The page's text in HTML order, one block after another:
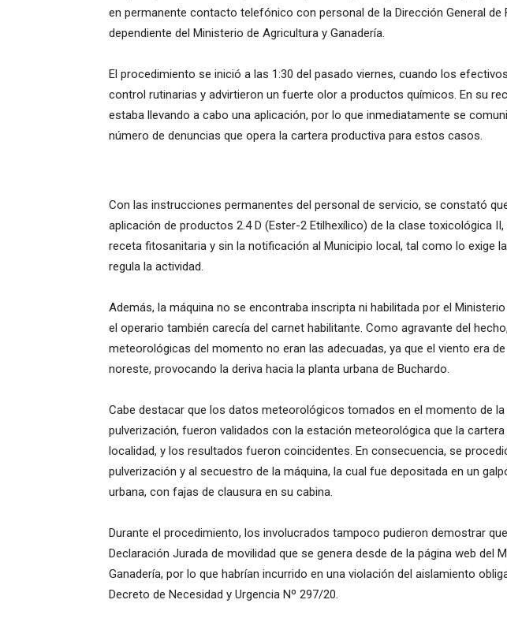
en permanente contacto telefónico con personal de la Dirección General de
dependiente del Ministerio de Agricultura y Ganadería.
El procedimiento se inició a las 1:30 del pasado viernes, cuando los
control rutinarias y advirtieron un fuerte olor a productos químicos. En su
estaba llevando a cabo una aplicación, por lo que inmediatamente se
número de denuncias que opera la cartera productiva para estos casos.
Con las instrucciones permanentes del personal de servicio, se constató
aplicación de productos 2.4 D (Ester-2 Etilhexílico) de la clase toxicológica
receta fitosanitaria y sin la notificación al Municipio local, tal como lo exige
regula la actividad.
Además, la máquina no se encontraba inscripta ni habilitada por el
el operario también carecía del carnet habilitante. Como agravante del
meteorológicas del momento no eran las adecuadas, ya que el viento era
noreste, provocando la deriva hacia la planta urbana de Buchardo.
Cabe destacar que los datos meteorológicos tomados en el momento de
pulverización, fueron validados con la estación meteorológica que la
localidad, y los resultados fueron coincidentes. En consecuencia, se
pulverización y al secuestro de la máquina, la cual fue depositada en un
urbana, con fajas de clausura en su cabina.
Durante el procedimiento, los involucrados tampoco pudieron demostrar
Declaración Jurada de movilidad que se genera desde de la página web del
Ganadería, por lo que habrían incurrido en una violación del aislamiento
Decreto de Necesidad y Urgencia Nº 297/20.